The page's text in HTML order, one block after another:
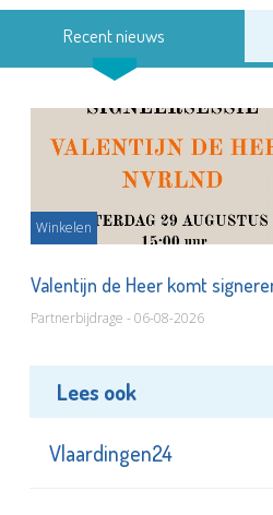
Recent nieuws
Valentijn de Heer komt signeren